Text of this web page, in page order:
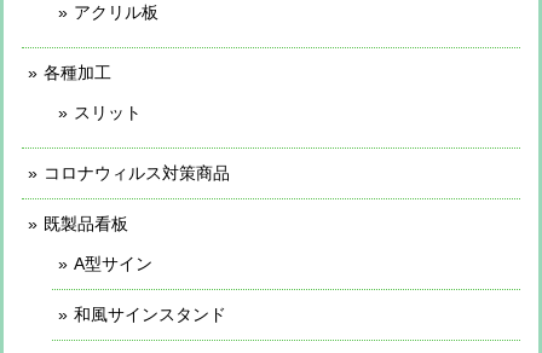
アクリル板
各種加工
スリット
コロナウィルス対策商品
既製品看板
A型サイン
和風サインスタンド